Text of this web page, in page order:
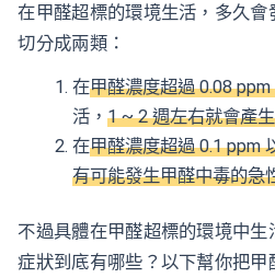
在甲醛超標的環境生活，多久
切分成兩類：
在甲醛濃度超過 0.08
活， 1 ~ 2 週左右就會產
在甲醛濃度超過 0.1 ppm
有可能發生甲醛中毒的急
不過具體在甲醛超標的環境中
症狀到底有哪些？以下幫你把